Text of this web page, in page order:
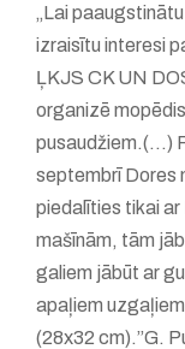
„Lai
izraisītu interesi
ĻKJS CK UN
organizē
pusaudžiem.(...)
septembrī Dores
piedalīties tikai
mašīnām, tām
galiem jābūt ar
apaļiem
(28x32 cm).”G.